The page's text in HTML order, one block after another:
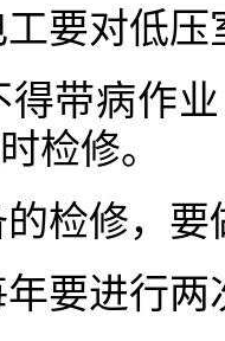
要对低压
得带病作
检修。
检修，
要进行